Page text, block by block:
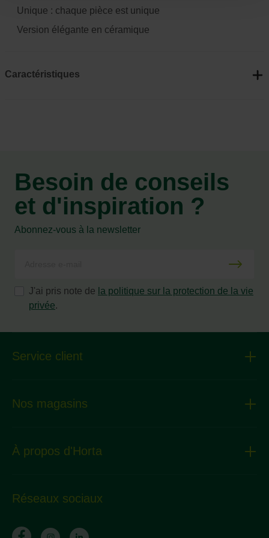
Unique : chaque pièce est unique
Version élégante en céramique
Caractéristiques
Besoin de conseils
et d'inspiration ?
Abonnez-vous à la newsletter
J'ai pris note de la politique sur la protection de la vie
privée.
Service client
Nos magasins
À propos d'Horta
Réseaux sociaux